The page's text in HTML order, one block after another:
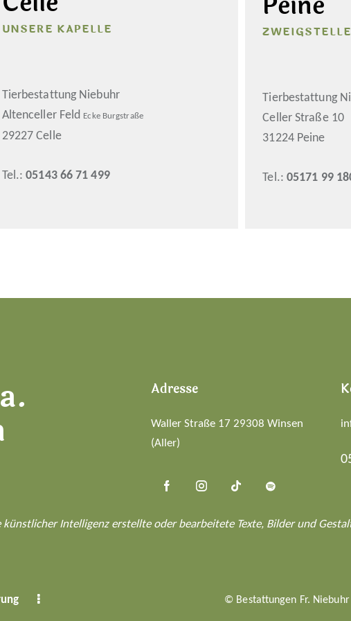
UNSERE KAPELLE
Tierbestattung Niebuhr
Altenceller Feld Ecke Burgstraße
29227 Celle
Tel.:05143 66 71 499
ZWEIGSTELLE
Tierbestattung
Celler Straße 10
31224 Peine
Tel.: 05171 99
Adresse
Waller Straße 17 29308 Winsen
(Aller)
Intelligenz erstellte oder bearbeitete Texte, Bilder und
© Bestattungen Fr.